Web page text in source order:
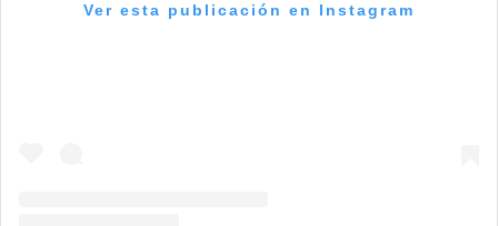
Ver esta publicación en Instagram